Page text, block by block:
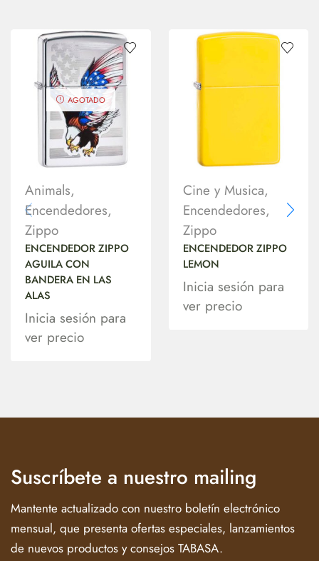
AGOTADO
Animals,
Encendedores,
Zippo
ENCENDEDOR ZIPPO
AGUILA CON
BANDERA EN LAS
ALAS
Inicia sesión para
ver precio
Cine y Musica,
Encendedores,
Zippo
ENCENDEDOR ZIPPO
LEMON
Inicia sesión para
ver precio
Suscríbete a nuestro mailing
Mantente actualizado con nuestro boletín electrónico
mensual, que presenta ofertas especiales, lanzamientos
de nuevos productos y consejos TABASA.